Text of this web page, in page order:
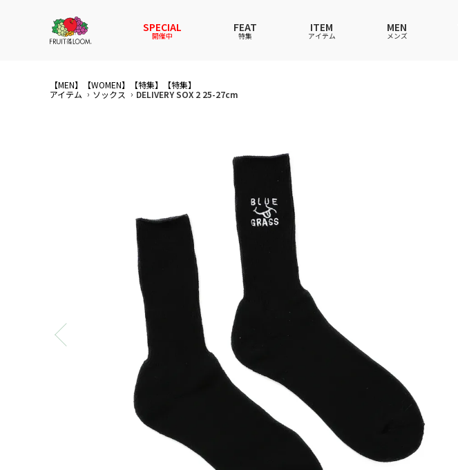
SPECIAL
開催中
FEAT
特集
ITEM
アイテム
全てのアイテム
その他ウェア
帽子
レイングッズ
MEN
メンズ
全てのメンズ アイテム
アンダーウェア
ファッショングッズ
全てのウィメンズ
その他ウェア
ソックス
全てのキッズ
その他ウェア
ソックス
【MEN】 【WOMEN】 【特集】
【特集】
アイテム
ソックス
DELIVERY SOX 2 25-27cm